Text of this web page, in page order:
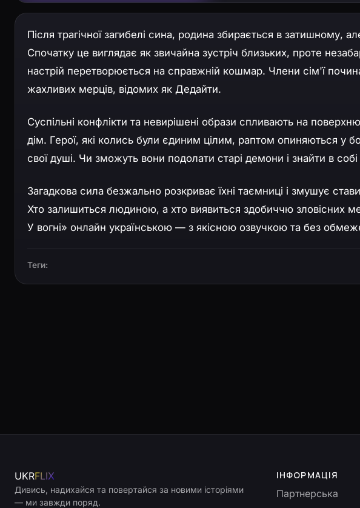
Після трагічної загибелі сина, родина збирається в затишному,
Спочатку це виглядає як звичайна зустріч близьких, проте
настрій перетворюється на справжній кошмар. Члени сім'ї
жахливих мерців, відомих як Дедайти.
Суспільні конфлікти та невирішені образи спливають на
дім. Герої, які колись були єдиним цілим, раптом опиняються у
свої душі. Чи зможуть вони подолати старі демони і знайти в
Загадкова сила безжально розкриває їхні таємниці і змушує
Хто залишиться людиною, а хто виявиться здобиччю зловісних
У вогні» онлайн українською — з якісною озвучкою та без
Теги:
UKRFLIX
Дивись, надихайся та повертайся за новими історіями
— ми завжди поряд.
ІНФОРМАЦІЯ
Партнерська